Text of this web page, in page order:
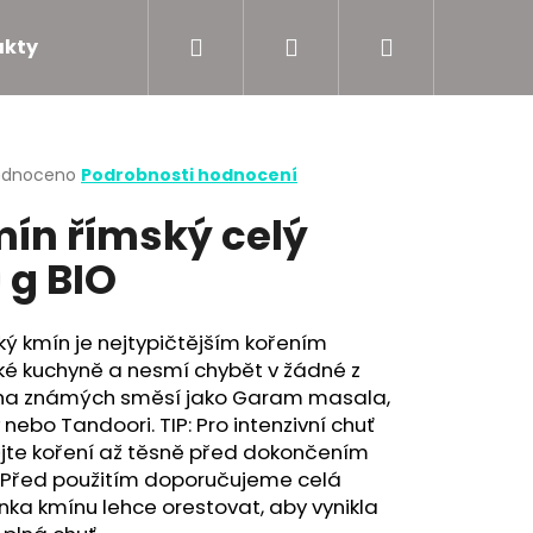
Podporujeme Přihlášení
Podrobnosti hodnocení
římský celý
BIO
kmín je nejtypičtějším kořením
kuchyně a nesmí chybět v žádné z
známých směsí jako Garam masala,
nebo Tandoori. TIP: Pro intenzivní chuť
koření až těsně před dokončením
použitím doporučujeme celá
kmínu lehce orestovat, aby vynikla